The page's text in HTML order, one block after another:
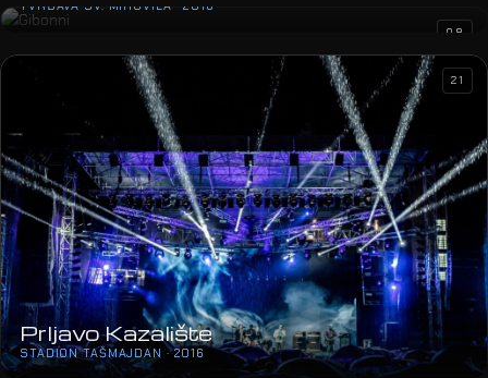
TVRĐAVA SV. MIHOVILA · 2016
08
Prljavo Kazalište
STADION TAŠMAJDAN · 2016
21